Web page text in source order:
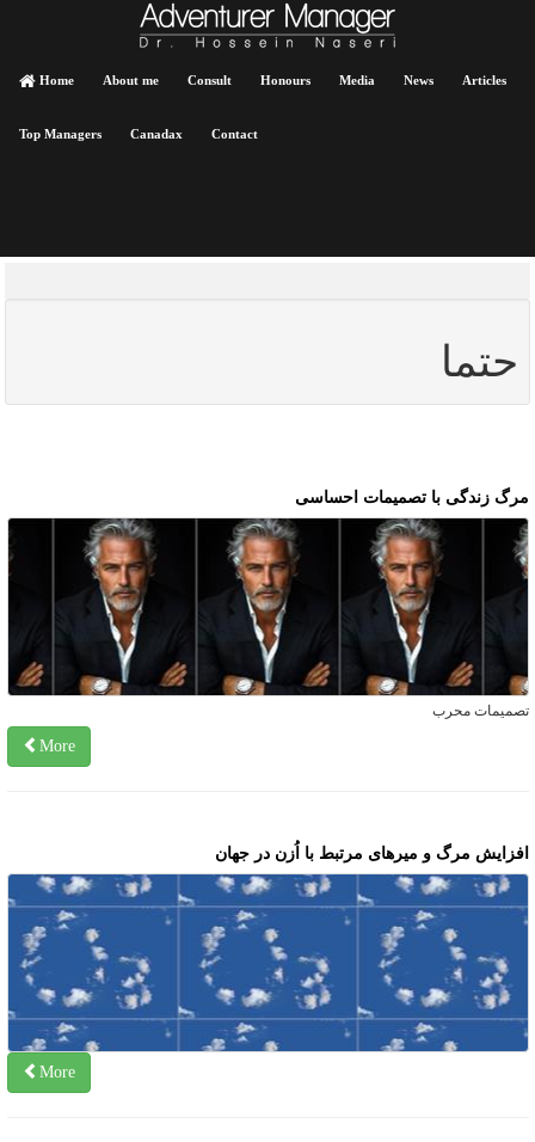
Home About me Consult Honours Media News Articles
Top Managers Canadax Contact
حتما
زندگی با تصمیمات احساسی
محرب
More
مرگ و میرهای مرتبط با اُزن در جهان
More